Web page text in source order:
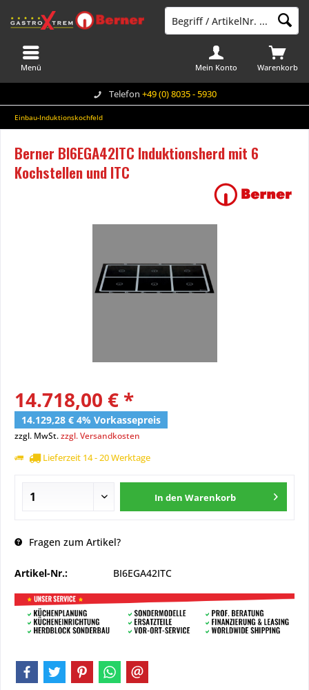
Telefon +49 (0) 8035 - 5930
Warenkorb
Mein Konto
Menü
Einbau-Induktionskochfeld
Berner BI6EGA42ITC Induktionsherd mit 6
Kochstellen und ITC
14.718,00 € *
14.129,28 € 4% Vorkassepreis
zzgl. MwSt.zzgl. Versandkosten
Lieferzeit 14 - 20 Werktage
In den Warenkorb
Fragen zum Artikel?
Artikel-Nr.: BI6EGA42ITC